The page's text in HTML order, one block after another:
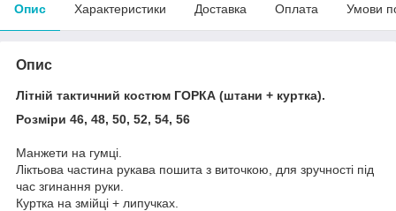
Опис Характеристики Доставка Оплата Умови
Опис
Літній тактичний костюм ГОРКА (штани + куртка).
Розміри 46, 48, 50, 52, 54, 56
Манжети на гумці.
Ліктьова частина рукава пошита з виточкою, для зручності під
час згинання руки.
Куртка на змійці + липучках.